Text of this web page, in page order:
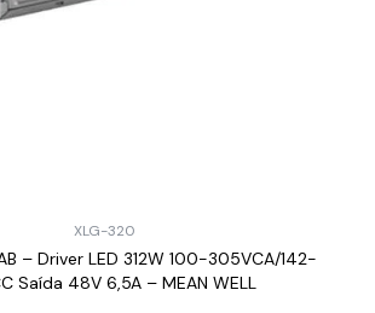
XLG-320
– Driver LED 312W 100-305VCA/142-
Saída 48V 6,5A – MEAN WELL